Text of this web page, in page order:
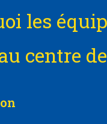
les
centre